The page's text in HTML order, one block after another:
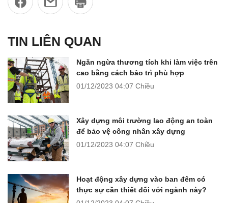
TIN LIÊN QUAN
Ngăn ngừa thương tích khi làm việc trên
cao bằng cách bảo trì phù hợp
01/12/2023 04:07 Chiều
Xây dựng môi trường lao động an toàn
để bảo vệ công nhân xây dựng
01/12/2023 04:07 Chiều
Hoạt động xây dựng vào ban đêm có
thực sự cần thiết đối với ngành này?